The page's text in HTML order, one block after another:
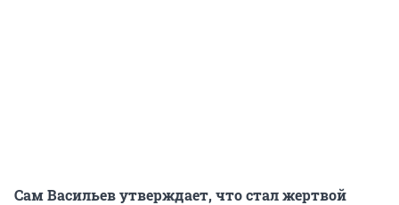
Сам Васильев утверждает, что стал жертвой